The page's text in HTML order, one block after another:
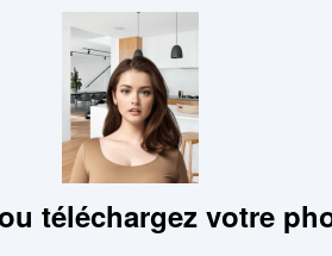
téléchargez votre